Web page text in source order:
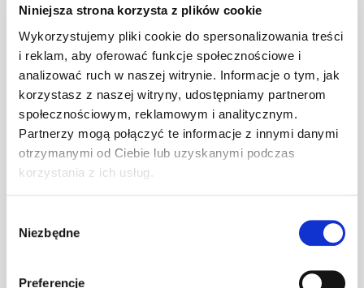
Niniejsza strona korzysta z plików cookie
Wykorzystujemy pliki cookie do spersonalizowania treści
i reklam, aby oferować funkcje społecznościowe i
analizować ruch w naszej witrynie. Informacje o tym, jak
korzystasz z naszej witryny, udostępniamy partnerom
społecznościowym, reklamowym i analitycznym.
Partnerzy mogą połączyć te informacje z innymi danymi
otrzymanymi od Ciebie lub uzyskanymi podczas
korzystania z ich usług.
zgody
Niezbędne
Preferencje
0000127075. Możesz się z nami skontaktować mailowo:
Wyrażam zgodę na przetwarzanie przez Fundację Jim
wskazanego przeze mnie adresu e-mail w celu
przesyłania mi drogą elektroniczną informacji o
działaniach, wydarzeniach i możliwościach wsparcia
realizowanych przez Fundację Jim. Niniejsza zgoda
obejmuje również przesyłanie ww. materiałów w formie
newslettera, zgodnie z ustawą z dnia 12 lipca 2024 r. –